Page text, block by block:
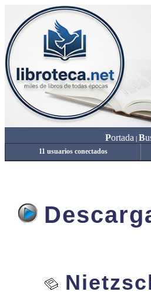
Portada B
11 usuarios conectados